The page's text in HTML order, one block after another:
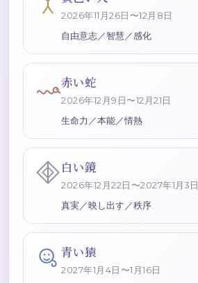
2026年11月26日〜12月8日
自由意志／智慧／感化
赤い蛇
2026年12月9日〜12月21日
生命力／本能／情熱
白い鏡
2026年12月22日〜2027年1月3日
真実／映し出す／秩序
青い猿
2027年1月4日〜1月16日